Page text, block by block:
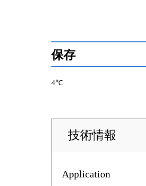
保存
4℃
技術情報
Application